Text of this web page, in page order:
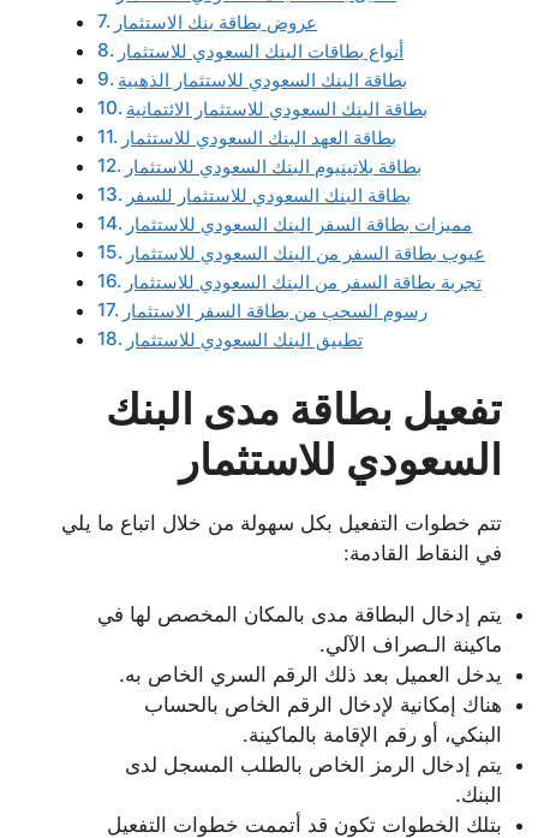
عروض بطاقة بنك الاستثمار
أنواع بطاقات البنك السعودي للاستثمار
بطاقة البنك السعودي للاستثمار الذهبية
بطاقة البنك السعودي للاستثمار الائتمانية
بطاقة العهد البنك السعودي للاستثمار
بطاقة بلاتينيوم البنك السعودي للاستثمار
بطاقة البنك السعودي للاستثمار للسفر
مميزات بطاقة السفر البنك السعودي للاستثمار
عيوب بطاقة السفر من البنك السعودي للاستثمار
تجربة بطاقة السفر من البنك السعودي للاستثمار
رسوم السحب من بطاقة السفر الاستثمار
تطبيق البنك السعودي للاستثمار
تفعيل بطاقة مدى البنك
السعودي للاستثمار
تتم خطوات التفعيل بكل سهولة من خلال اتباع ما يلي
في النقاط القادمة:
يتم إدخال البطاقة مدى بالمكان المخصص لها في
ماكينة الـصراف الآلي.
يدخل العميل بعد ذلك الرقم السري الخاص به.
هناك إمكانية لإدخال الرقم الخاص بالحساب
البنكي، أو رقم الإقامة بالماكينة.
يتم إدخال الرمز الخاص بالطلب المسجل لدى
البنك.
بتلك الخطوات تكون قد أتممت خطوات التفعيل